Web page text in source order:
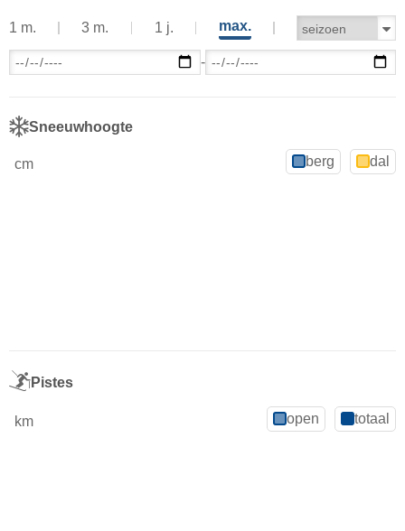
1 m. 3 m. 1 j. max.
-
Sneeuwhoogte
cm berg dal
Pistes
km open totaal